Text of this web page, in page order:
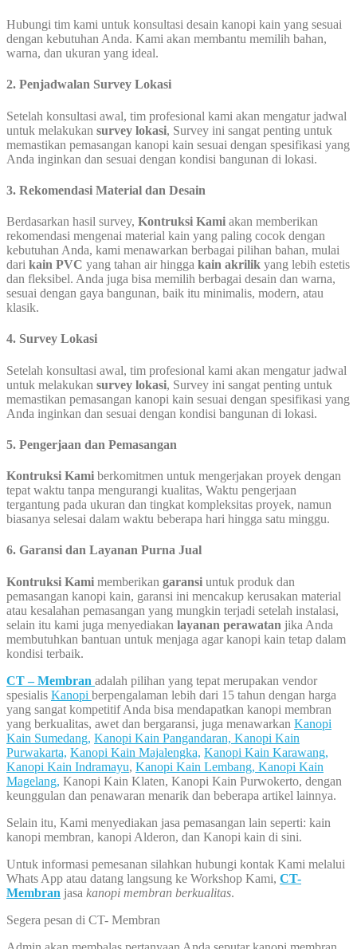
Hubungi tim kami untuk konsultasi desain kanopi kain yang sesuai
dengan kebutuhan Anda. Kami akan membantu memilih bahan,
warna, dan ukuran yang ideal.
2. Penjadwalan Survey Lokasi
Setelah konsultasi awal, tim profesional kami akan mengatur jadwal
untuk melakukan survey lokasi, Survey ini sangat penting untuk
memastikan pemasangan kanopi kain sesuai dengan spesifikasi yang
Anda inginkan dan sesuai dengan kondisi bangunan di lokasi.
3. Rekomendasi Material dan Desain
Berdasarkan hasil survey, Kontruksi Kami akan memberikan
rekomendasi mengenai material kain yang paling cocok dengan
kebutuhan Anda, kami menawarkan berbagai pilihan bahan, mulai
dari kain PVC yang tahan air hingga kain akrilik yang lebih estetis
dan fleksibel. Anda juga bisa memilih berbagai desain dan warna,
sesuai dengan gaya bangunan, baik itu minimalis, modern, atau
klasik.
4. Survey Lokasi
Setelah konsultasi awal, tim profesional kami akan mengatur jadwal
untuk melakukan survey lokasi, Survey ini sangat penting untuk
memastikan pemasangan kanopi kain sesuai dengan spesifikasi yang
Anda inginkan dan sesuai dengan kondisi bangunan di lokasi.
5. Pengerjaan dan Pemasangan
Kontruksi Kami berkomitmen untuk mengerjakan proyek dengan
tepat waktu tanpa mengurangi kualitas, Waktu pengerjaan
tergantung pada ukuran dan tingkat kompleksitas proyek, namun
biasanya selesai dalam waktu beberapa hari hingga satu minggu.
6. Garansi dan Layanan Purna Jual
Kontruksi Kami memberikan garansi untuk produk dan
pemasangan kanopi kain, garansi ini mencakup kerusakan material
atau kesalahan pemasangan yang mungkin terjadi setelah instalasi,
selain itu kami juga menyediakan layanan perawatan jika Anda
membutuhkan bantuan untuk menjaga agar kanopi kain tetap dalam
kondisi terbaik.
CT – Membran adalah pilihan yang tepat merupakan vendor
spesialis Kanopi berpengalaman lebih dari 15 tahun dengan harga
yang sangat kompetitif Anda bisa mendapatkan kanopi membran
yang berkualitas, awet dan bergaransi, juga menawarkan Kanopi
Kain Sumedang, Kanopi Kain Pangandaran, Kanopi Kain
Purwakarta, Kanopi Kain Majalengka, Kanopi Kain Karawang,
Kanopi Kain Indramayu, Kanopi Kain Lembang, Kanopi Kain
Magelang, Kanopi Kain Klaten, Kanopi Kain Purwokerto, dengan
keunggulan dan penawaran menarik dan beberapa artikel lainnya.
Selain itu, Kami menyediakan jasa pemasangan lain seperti: kain
kanopi membran, kanopi Alderon, dan Kanopi kain di sini.
Untuk informasi pemesanan silahkan hubungi kontak Kami melalui
Whats App atau datang langsung ke Workshop Kami, CT-
Membran jasa kanopi membran berkualitas.
Segera pesan di CT- Membran